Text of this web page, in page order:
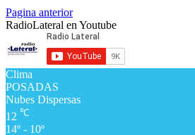
Pagina anterior
RadioLateral en Youtube
Clima
POSADAS
Nubes Dispersas
12 ℃
14º - 10º